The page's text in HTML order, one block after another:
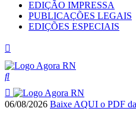
EDIÇÃO IMPRESSA
PUBLICAÇÕES LEGAIS
EDIÇÕES ESPECIAIS
06/08/2026 Baixe AQUI o PDF